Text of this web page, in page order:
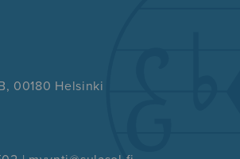
00180 Helsinki